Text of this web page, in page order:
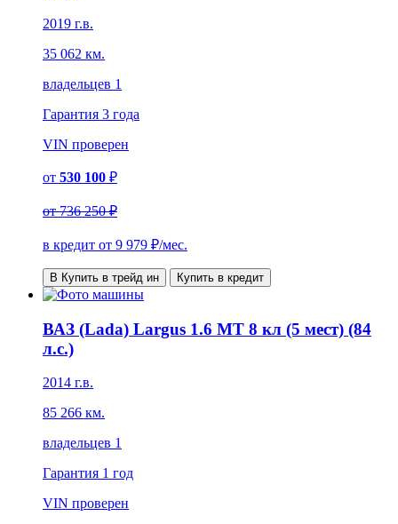
2019 г.в.
35 062 км.
владельцев 1
Гарантия 3 года
VIN проверен
от 530 100 ₽
от736 250 ₽
в кредит от 9 979 ₽/мес.
В Купить в трейд ин Купить в кредит
ВАЗ (Lada) Largus 1.6 MT 8 кл (5 мест) (84
л.с.)
2014 г.в.
85 266 км.
владельцев 1
Гарантия 1 год
VIN проверен